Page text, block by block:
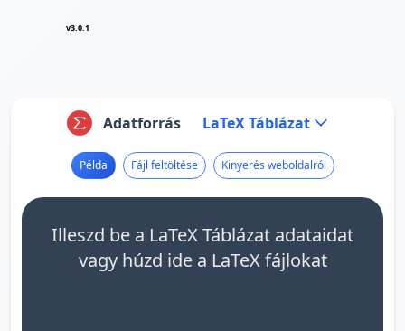
v3.0.1
Adatforrás LaTeX Táblázat
Példa Fájl feltöltése Kinyerés weboldalról
Illeszd be a LaTeX Táblázat adataidat
vagy húzd ide a LaTeX fájlokat